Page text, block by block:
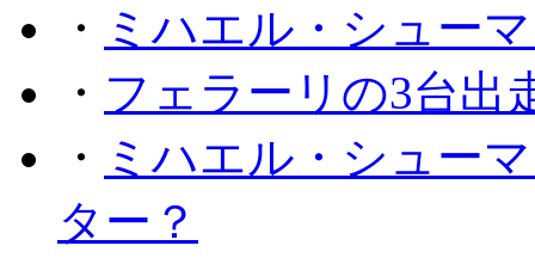
・ ミハエル・シュー
・ フェラーリの3台出
・ ミハエル・シュー
ター？